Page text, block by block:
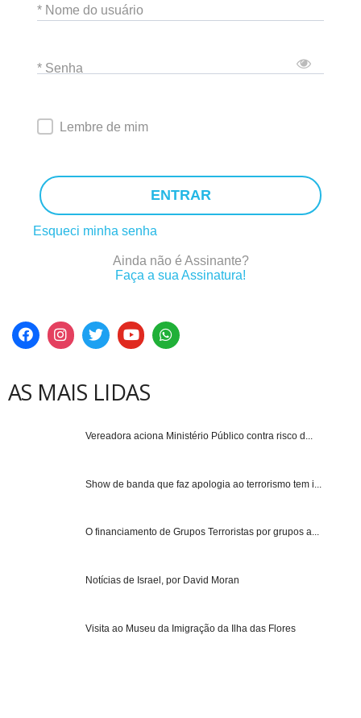
* Nome do usuário
* Senha
Lembre de mim
ENTRAR
Esqueci minha senha
Ainda não é Assinante?
Faça a sua Assinatura!
AS MAIS LIDAS
Vereadora aciona Ministério Público contra risco d...
Show de banda que faz apologia ao terrorismo tem i...
O financiamento de Grupos Terroristas por grupos a...
Notícias de Israel, por David Moran
Visita ao Museu da Imigração da Ilha das Flores